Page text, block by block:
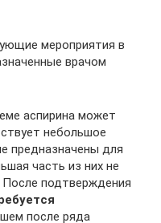
мероприятия в
врачом
аспирина может
небольшое
предназначены для
часть из них не
подтверждения
после ряда